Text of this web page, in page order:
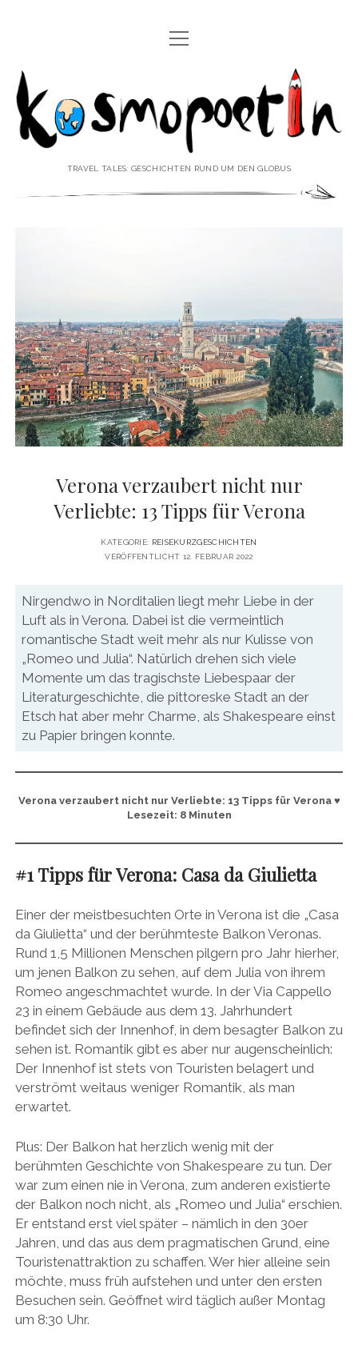
REISEREPORTAGEN
REISEPOESIE
REISEKOLUMNEN
♥ ÜBER DEN REISEBLOG
öffnen
IMPRESSUM
DATENSCHUTZERKLÄRUNG
♥ ÜBER DIE AUTORIN Menü
öffnen
VITA
PRESSE & MEDIEN
MEDIADATEN
twitterfacebook
pinterestyoutubeinstagram
Menü
öffnen
Kosmopoetin
TRAVEL TALES: GESCHICHTEN RUND UM DEN GLOBUS
Verona verzaubert nicht nur
Verliebte: 13 Tipps für Verona
KATEGORIE: REISEKURZGESCHICHTEN
VERÖFFENTLICHT 12. FEBRUAR 2022
Nirgendwo in Norditalien liegt mehr Liebe in der
Luft als in Verona. Dabei ist die vermeintlich
romantische Stadt weit mehr als nur Kulisse von
„Romeo und Julia“. Natürlich drehen sich viele
Momente um das tragischste Liebespaar der
Literaturgeschichte, die pittoreske Stadt an der
Etsch hat aber mehr Charme, als Shakespeare einst
zu Papier bringen konnte.
Verona verzaubert nicht nur Verliebte: 13 Tipps für Verona♥
Lesezeit: 8 Minuten
#1 Tipps für Verona: Casa da Giulietta
Einer der meistbesuchten Orte in Verona ist die „Casa
da Giulietta“ und der berühmteste Balkon Veronas.
Rund 1,5 Millionen Menschen pilgern pro Jahr hierher,
um jenen Balkon zu sehen, auf dem Julia von ihrem
Romeo angeschmachtet wurde. In der Via Cappello
23 in einem Gebäude aus dem 13. Jahrhundert
befindet sich der Innenhof, in dem besagter Balkon zu
sehen ist. Romantik gibt es aber nur augenscheinlich:
Der Innenhof ist stets von Touristen belagert und
verströmt weitaus weniger Romantik, als man
erwartet.
Plus: Der Balkon hat herzlich wenig mit der
berühmten Geschichte von Shakespeare zu tun. Der
war zum einen nie in Verona, zum anderen existierte
der Balkon noch nicht, als „Romeo und Julia“ erschien.
Er entstand erst viel später – nämlich in den 30er
Jahren, und das aus dem pragmatischen Grund, eine
Touristenattraktion zu schaffen. Wer hier alleine sein
möchte, muss früh aufstehen und unter den ersten
Besuchen sein. Geöffnet wird täglich außer Montag
um 8:30 Uhr.